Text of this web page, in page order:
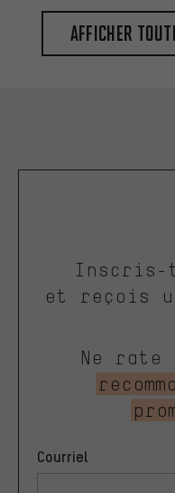
Afficher
Inscris-
et reçois
Ne rate
Courriel